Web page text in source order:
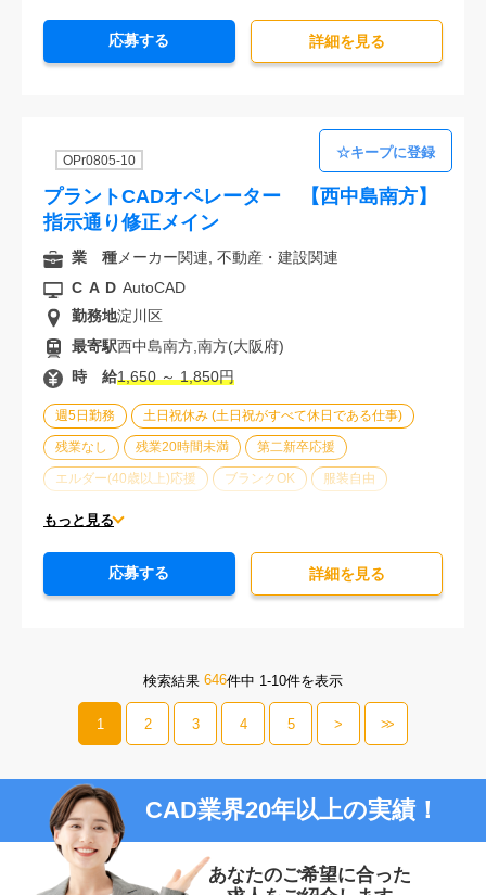
応募する 詳細を⾒る
OPr0805-10
プラントCADオペレーター 【西中島南方】
指示通り修正メイン
週5日勤務 土日祝休み (土日祝がすべて休日である仕事)
残業なし 残業20時間未満 第二新卒応援
エルダー(40歳以上)応援 ブランクOK 服装自由
駅から徒歩5分以内
もっと見る
業 種メーカー関連, 不動産・建設関連
CAD AutoCAD
勤務地淀川区
最寄駅西中島南方,南方(大阪府)
時 給1,650 ～ 1,850円
応募する 詳細を⾒る
検索結果 646件中 1-10件を表示
1 2 3 4 5 > >>
CAD業界20年以上の実績！
あなたのご希望に合った